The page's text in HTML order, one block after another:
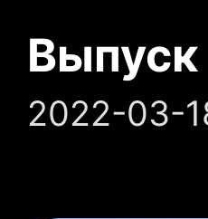
Выпуск
2022-03-